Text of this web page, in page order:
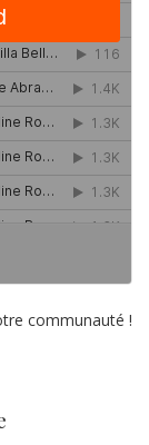
communauté !